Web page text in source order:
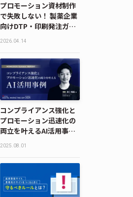
プロモーション資材制作
で失敗しない！ 製薬企業
向けDTP・印刷発注ガイ
ド
2026.04.14
コンプライアンス強化と
プロモーション迅速化の
両立を叶えるAI活用事例
｜MDMD2025 Summer
2025.08.01